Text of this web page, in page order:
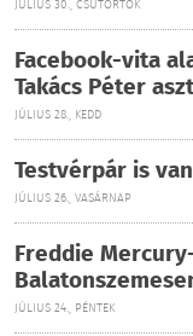
JÚLIUS 30., CSÜTÖRTÖK
Facebook-vita
Takács Péter
JÚLIUS 28., KEDD
Testvérpár is
JÚLIUS 26., VASÁRNAP
Freddie
JÚLIUS 24., PÉNTEK